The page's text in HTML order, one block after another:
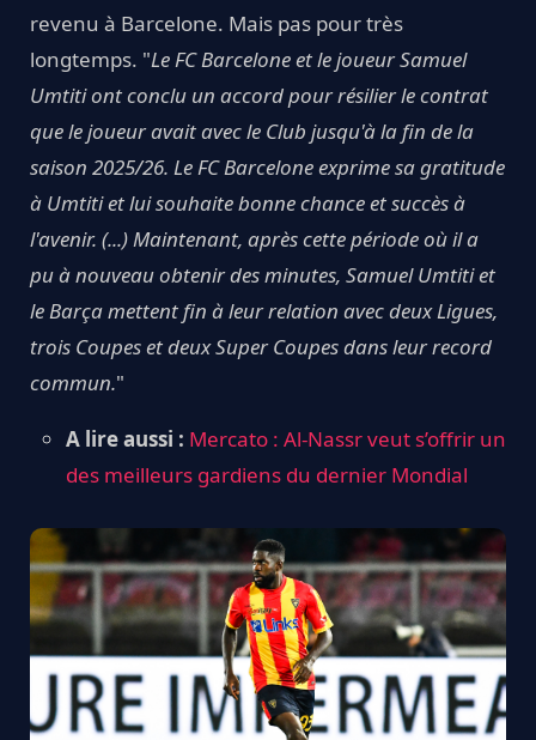
revenu à Barcelone. Mais pas pour très
longtemps. "Le FC Barcelone et le joueur Samuel
Umtiti ont conclu un accord pour résilier le contrat
que le joueur avait avec le Club jusqu'à la fin de la
saison 2025/26. Le FC Barcelone exprime sa gratitude
à Umtiti et lui souhaite bonne chance et succès à
l'avenir. (...) Maintenant, après cette période où il a
pu à nouveau obtenir des minutes, Samuel Umtiti et
le Barça mettent fin à leur relation avec deux Ligues,
trois Coupes et deux Super Coupes dans leur record
commun."
A lire aussi : Mercato : Al-Nassr veut s’offrir un
des meilleurs gardiens du dernier Mondial